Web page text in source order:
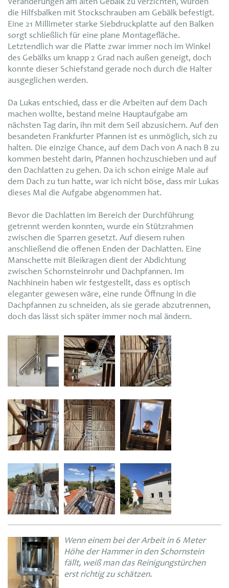
Veränderungen am alten Gebälk zu verzichten, wurden
die Hilfsbalken mit Stockschrauben am Gebälk befestigt.
Eine 21 Millimeter starke Siebdruckplatte auf den Balken
sorgt schließlich für eine plane Montagefläche.
Letztendlich war die Platte zwar immer noch im Winkel
des Gebälks um knapp 2 Grad nach außen geneigt, doch
konnte dieser Schiefstand gerade noch durch die Halter
ausgeglichen werden.
Da Lukas entschied, dass er die Arbeiten auf dem Dach
machen wollte, bestand meine Hauptaufgabe am
nächsten Tag darin, ihn mit dem Seil abzusichern. Auf den
besandeten Frankfurter Pfannen ist es unmöglich, sich zu
halten. Die einzige Chance, auf dem Dach von A nach B zu
kommen besteht darin, Pfannen hochzuschieben und auf
den Dachlatten zu gehen. Da ich schon einige Male auf
dem Dach zu tun hatte, war ich nicht böse, dass mir Lukas
dieses Mal die Aufgabe abgenommen hat.
Bevor die Dachlatten im Bereich der Durchführung
getrennt werden konnten, wurde ein Stützrahmen
zwischen die Sparren gesetzt. Auf diesem ruhen
anschließend die offenen Enden der Dachlatten. Eine
Manschette mit Bleikragen dient der Abdichtung
zwischen Schornsteinrohr und Dachpfannen. Im
Nachhinein haben wir festgestellt, dass es optisch
eleganter gewesen wäre, eine runde Öffnung in die
Dachpfannen zu schneiden, als sie gerade abzutrennen,
doch das lässt sich später immer noch mal ändern.
Wenn einem bei der Arbeit in 6 Meter
Höhe der Hammer in den Schornstein
fällt, weiß man das Reinigungstürchen
erst richtig zu schätzen.